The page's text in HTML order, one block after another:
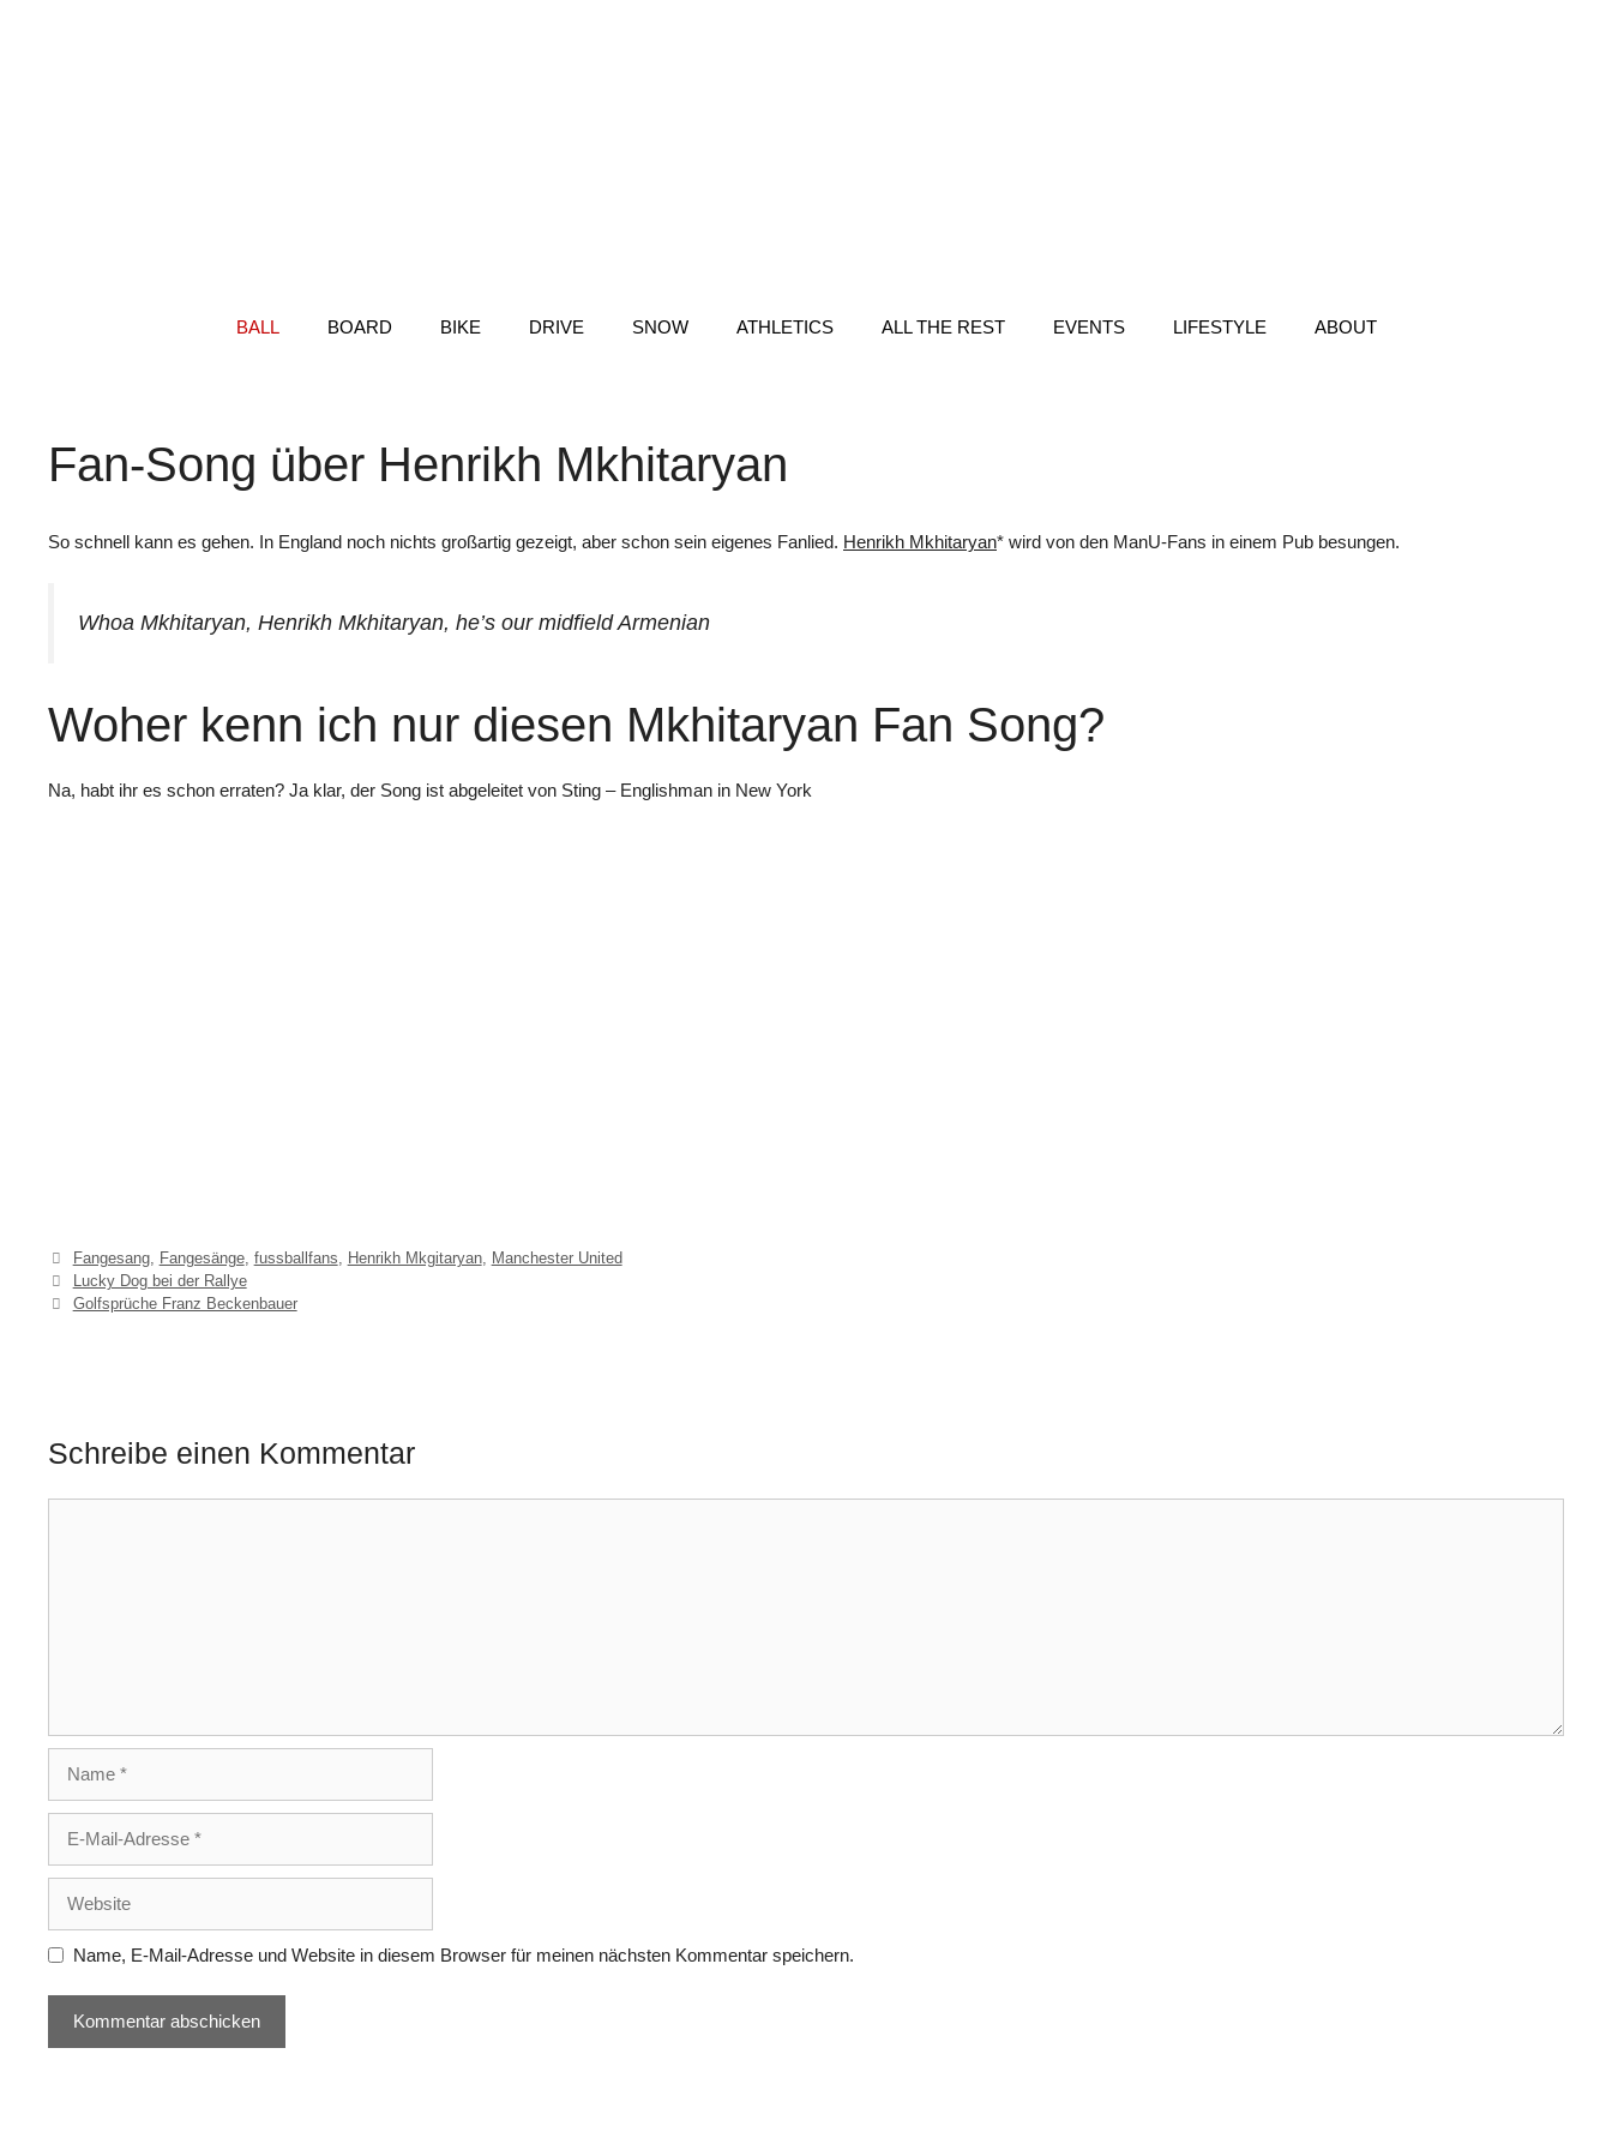
BALL BOARD BIKE DRIVE SNOW ATHLETICS ALL THE REST EVENTS LIFESTYLE ABOUT
Fan-Song über Henrikh Mkhitaryan
So schnell kann es gehen. In England noch nichts großartig gezeigt, aber schon sein eigenes Fanlied. Henrikh Mkhitaryan* wird von den ManU-Fans in einem Pub besungen.
Whoa Mkhitaryan, Henrikh Mkhitaryan, he’s our midfield Armenian
Woher kenn ich nur diesen Mkhitaryan Fan Song?
Na, habt ihr es schon erraten? Ja klar, der Song ist abgeleitet von Sting – Englishman in New York
Schlagwörter
Fangesang, Fangesänge, fussballfans Henrikh Mkgitaryan, Manchester United
Lucky Dog bei der Rallye
Golfsprüche Franz Beckenbauer
Schreibe einen Kommentar
Mail-
Adresse
Name, E-Mail-Adresse und Website in diesem Browser für meinen nächsten Kommentar speichern.